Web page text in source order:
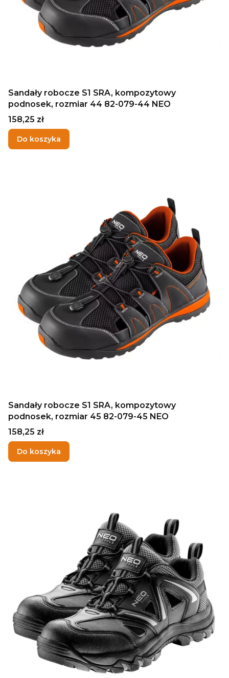
Sandały robocze S1 SRA, kompozytowy
podnosek, rozmiar 44 82-079-44 NEO
Cena
158,25 zł
Do koszyka
Sandały robocze S1 SRA, kompozytowy
podnosek, rozmiar 45 82-079-45 NEO
Cena
158,25 zł
Do koszyka